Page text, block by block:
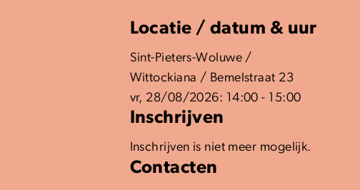
Locatie / datum & uur
Sint-Pieters-Woluwe /
Wittockiana / Bemelstraat 23
vr, 28/08/2026: 14:00 - 15:00
Inschrijven
Inschrijven is niet meer mogelijk.
Contacten